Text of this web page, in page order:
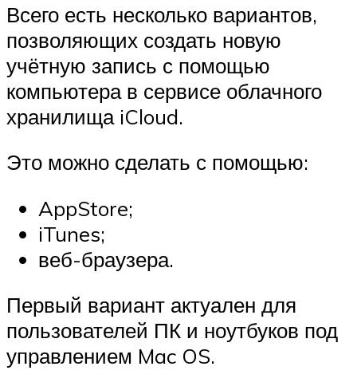
Всего есть несколько вариантов,
позволяющих создать новую
учётную запись с помощью
компьютера в сервисе облачного
хранилища iCloud.
Это можно сделать с помощью:
AppStore;
iTunes;
веб-браузера.
Первый вариант актуален для
пользователей ПК и ноутбуков под
управлением Mac OS.